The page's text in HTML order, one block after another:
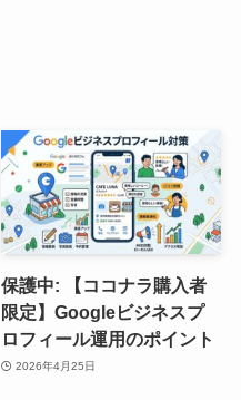
保護中: 【ココナラ購入者
限定】Googleビジネスプ
ロフィール運用のポイント
2026年4月25日